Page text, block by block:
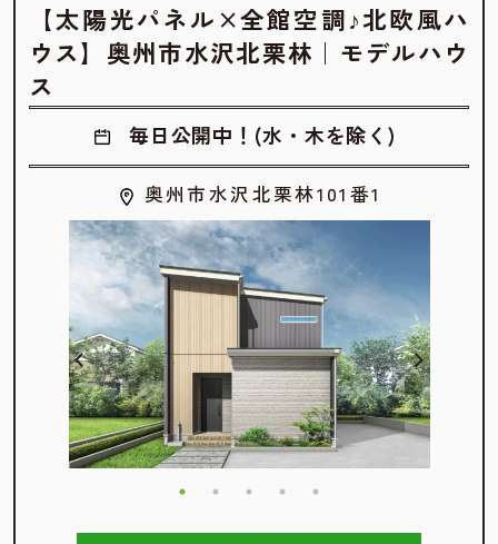
【太陽光パネル×全館空調♪北欧風ハ
ウス】奥州市水沢北栗林｜モデルハウ
ス
毎日公開中！(水・木を除く)
奥州市水沢北栗林101番1